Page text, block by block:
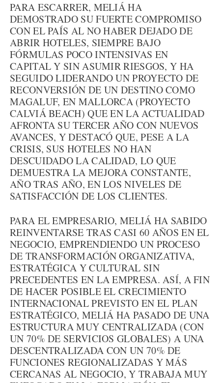
PARA ESCARRER, MELIÁ HA
DEMOSTRADO SU FUERTE COMPROMISO
CON EL PAÍS AL NO HABER DEJADO DE
ABRIR HOTELES, SIEMPRE BAJO
FÓRMULAS POCO INTENSIVAS EN
CAPITAL Y SIN ASUMIR RIESGOS, Y HA
SEGUIDO LIDERANDO UN PROYECTO DE
RECONVERSIÓN DE UN DESTINO COMO
MAGALUF, EN MALLORCA (PROYECTO
CALVIÁ BEACH) QUE EN LA ACTUALIDAD
AFRONTA SU TERCER AÑO CON NUEVOS
AVANCES, Y DESTACÓ QUE, PESE A LA
CRISIS, SUS HOTELES NO HAN
DESCUIDADO LA CALIDAD, LO QUE
DEMUESTRA LA MEJORA CONSTANTE,
AÑO TRAS AÑO, EN LOS NIVELES DE
SATISFACCIÓN DE LOS CLIENTES.
PARA EL EMPRESARIO, MELIÁ HA SABIDO
REINVENTARSE TRAS CASI 60 AÑOS EN EL
NEGOCIO, EMPRENDIENDO UN PROCESO
DE TRANSFORMACIÓN ORGANIZATIVA,
ESTRATÉGICA Y CULTURAL SIN
PRECEDENTES EN LA EMPRESA. ASÍ, A FIN
DE HACER POSIBLE EL CRECIMIENTO
INTERNACIONAL PREVISTO EN EL PLAN
ESTRATÉGICO, MELIÁ HA PASADO DE UNA
ESTRUCTURA MUY CENTRALIZADA (CON
UN 70% DE SERVICIOS GLOBALES) A UNA
DESCENTRALIZADA CON UN 70% DE
FUNCIONES REGIONALIZADAS Y MÁS
CERCANAS AL NEGOCIO, Y TRABAJA MUY